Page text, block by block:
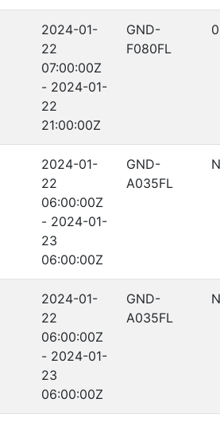
2024-01-
22
07:00:00Z
- 2024-01-
22
21:00:00Z
GND-
F080FL
2024-01-
22
06:00:00Z
- 2024-01-
23
06:00:00Z
GND-
A035FL
2024-01-
22
06:00:00Z
- 2024-01-
23
06:00:00Z
GND-
A035FL